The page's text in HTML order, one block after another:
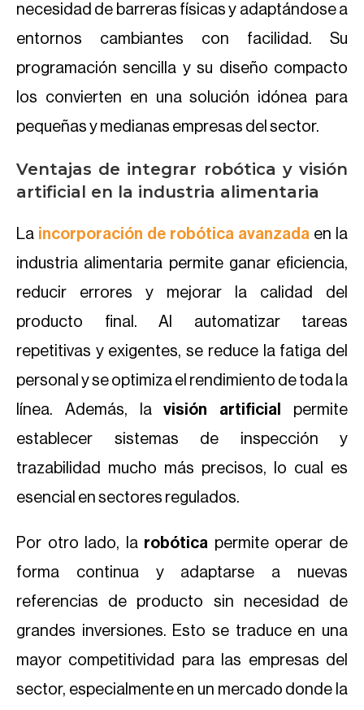
necesidad de barreras físicas y adaptándose a
entornos cambiantes con facilidad. Su
programación sencilla y su diseño compacto
los convierten en una solución idónea para
pequeñas y medianas empresas del sector.
Ventajas de integrar robótica y visión
artificial en la industria alimentaria
La incorporación de robótica avanzada en la
industria alimentaria permite ganar eficiencia,
reducir errores y mejorar la calidad del
producto final. Al automatizar tareas
repetitivas y exigentes, se reduce la fatiga del
personal y se optimiza el rendimiento de toda la
línea. Además, lavisión artificial permite
establecer sistemas de inspección y
trazabilidad mucho más precisos, lo cual es
esencial en sectores regulados.
Por otro lado, la robótica permite operar de
forma continua y adaptarse a nuevas
referencias de producto sin necesidad de
grandes inversiones. Esto se traduce en una
mayor competitividad para las empresas del
sector, especialmente en un mercado donde la